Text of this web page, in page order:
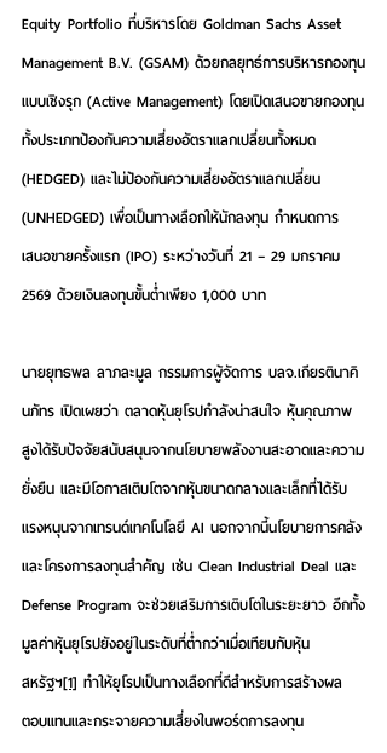
Equity Portfolio ที่บริหารโดย Goldman Sachs Asset
Management B.V. (GSAM) ด้วยกลยุทธ์การบริหารกองทุน
แบบเชิงรุก (Active Management) โดยเปิดเสนอขายกองทุน
ทั้งประเภทป้องกันความเสี่ยงอัตราแลกเปลี่ยนทั้งหมด
(HEDGED) และไม่ป้องกันความเสี่ยงอัตราแลกเปลี่ยน
(UNHEDGED) เพื่อเป็นทางเลือกให้นักลงทุน กำหนดการ
เสนอขายครั้งแรก (IPO) ระหว่างวันที่ 21 – 29 มกราคม
2569 ด้วยเงินลงทุนขั้นต่ำเพียง 1,000 บาท
นายยุทธพล ลาภละมูล กรรมการผู้จัดการ บลจ.เกียรตินาคิ
นภัทร เปิดเผยว่า ตลาดหุ้นยุโรปกำลังน่าสนใจ หุ้นคุณภาพ
สูงได้รับปัจจัยสนับสนุนจากนโยบายพลังงานสะอาดและความ
ยั่งยืน และมีโอกาสเติบโตจากหุ้นขนาดกลางและเล็กที่ได้รับ
แรงหนุนจากเทรนด์เทคโนโลยี AI นอกจากนี้นโยบายการคลัง
และโครงการลงทุนสำคัญ เช่น Clean Industrial Deal และ
Defense Program จะช่วยเสริมการเติบโตในระยะยาว อีกทั้ง
มูลค่าหุ้นยุโรปยังอยู่ในระดับที่ต่ำกว่าเมื่อเทียบกับหุ้น
สหรัฐฯ[1] ทำให้ยุโรปเป็นทางเลือกที่ดีสำหรับการสร้างผล
ตอบแทนและกระจายความเสี่ยงในพอร์ตการลงทุน